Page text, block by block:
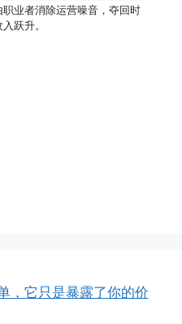
业者消除运营噪音，夺回时
跃升。
，它只是暴露了你的价